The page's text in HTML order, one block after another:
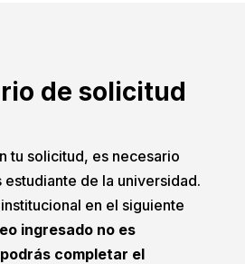
de solicitud
tu solicitud, es necesario
de la universidad.
en el siguiente
ingresado no es
completar el